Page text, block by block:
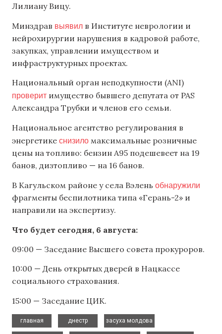
Лилиану Вицу.
Минздрав выявил в Институте неврологии и
нейрохирургии нарушения в кадровой работе,
закупках, управлении имуществом и
инфраструктурных проектах.
Национальный орган неподкупности (ANI)
проверит имущество бывшего депутата от PAS
Александра Трубки и членов его семьи.
Национальное агентство регулирования в
энергетике снизило максимальные розничные
цены на топливо: бензин А95 подешевеет на 19
банов, дизтопливо — на 16 банов.
В Кагульском районе у села Вэлень обнаружили
фрагменты беспилотника типа «Герань-2» и
направили на экспертизу.
Что будет сегодня, 6 августа:
09:00 — Заседание Высшего совета прокуроров.
10:00 — День открытых дверей в Нацкассе
социального страхования.
15:00 — Заседание ЦИК.
главная
днестр
засуха молдова